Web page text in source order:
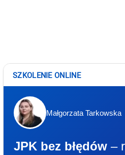
SZKOLENIE ONLINE
Małgorzata Tarkowska
JPK bez błędów –